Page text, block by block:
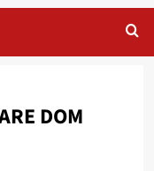
DOM